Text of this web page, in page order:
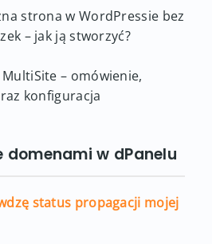
strona w WordPressie bez
– jak ją stworzyć?
– omówienie,
konfiguracja
domenami w dPanelu
status propagacji mojej